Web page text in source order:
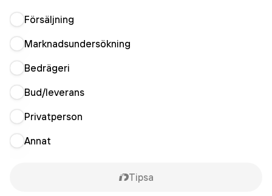
Försäljning
Marknadsundersökning
Bedrägeri
Bud/leverans
Privatperson
Annat
Tipsa